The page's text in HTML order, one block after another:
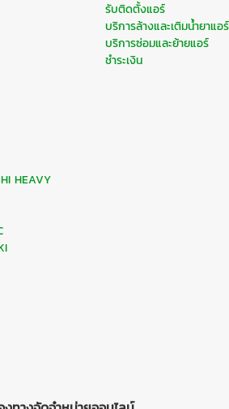
HEAVY
รับติดตั้งแอร์
บริการล้างและเติมน้ำยาแอร์
บริการซ่อมและย้ายแอร์
ชำระเงิน